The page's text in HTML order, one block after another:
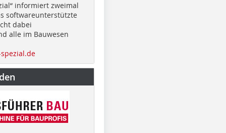
informiert zweimal
softwareunterstützte
dabei
alle im Bauwesen